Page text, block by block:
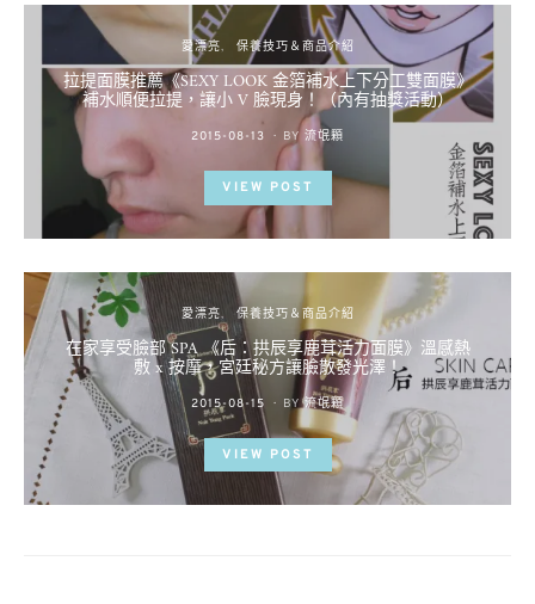
愛漂亮 保養技巧＆商品介紹
拉提面膜推薦《SEXY LOOK 金箔補水上下分工雙面膜》
補水順便拉提，讓小 V 臉現身！（內有抽獎活動）
POSTED
2015-08-13 BY 流氓顆
VIEW POST
愛漂亮 保養技巧＆商品介紹
在家享受臉部 SPA 《后：拱辰享鹿茸活力面膜》溫感熱
敷 x 按摩，宮廷秘方讓臉散發光澤！
POSTED
ON
2015-08-15 BY 流氓顆
VIEW POST